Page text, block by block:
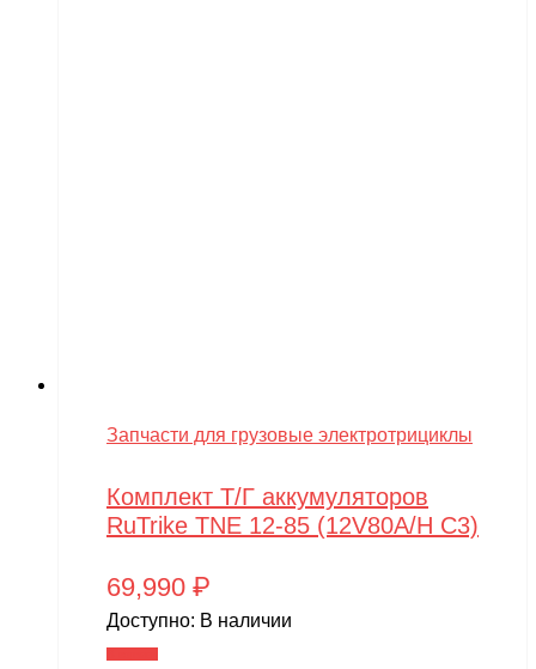
Запчасти для грузовые электротрициклы
Комплект Т/Г аккумуляторов
RuTrike TNE 12-85 (12V80A/H C3)
69,990 ₽
Доступно: В наличии